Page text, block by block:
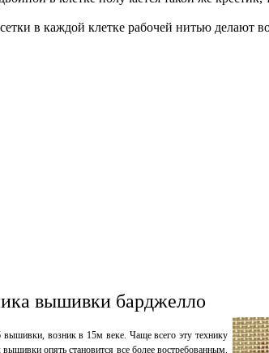
в каждой клетке рабочей нитью делают
вышивки барджелло
вышивки, возник в 15м веке. Чаще всего эту технику
опять становится все более востребованным.